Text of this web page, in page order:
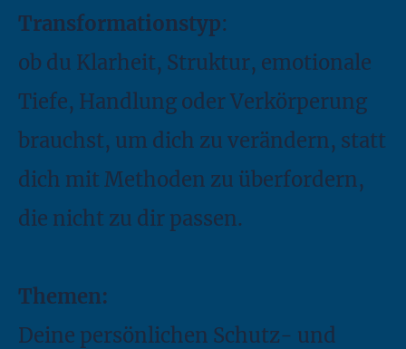
Transformationstyp:
ob du Klarheit, Struktur, emotionale
Tiefe, Handlung oder Verkörperung
brauchst, um dich zu verändern, statt
dich mit Methoden zu überfordern,
die nicht zu dir passen.
Themen:
Deine persönlichen Schutz- und